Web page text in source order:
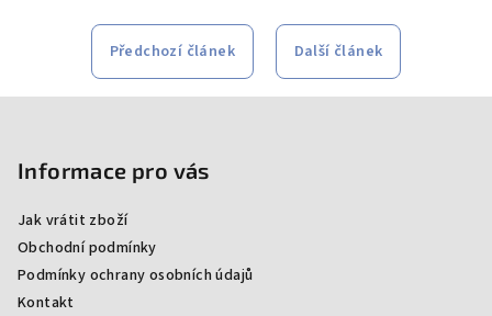
Předchozí článek Další článek
Informace pro vás
Jak vrátit zboží
Obchodní podmínky
Podmínky ochrany osobních údajů
Kontakt